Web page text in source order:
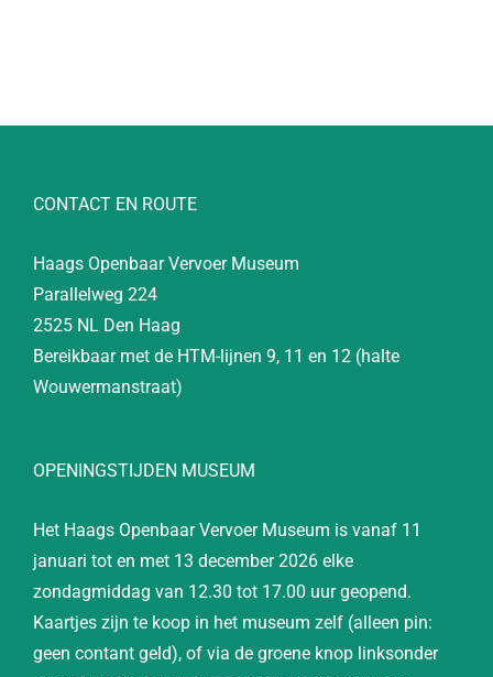
CONTACT EN ROUTE
Haags Openbaar Vervoer Museum
Parallelweg 224
2525 NL Den Haag
Bereikbaar met de HTM-lijnen 9, 11 en 12 (halte
Wouwermanstraat)
OPENINGSTIJDEN MUSEUM
Het Haags Openbaar Vervoer Museum is vanaf 11
januari tot en met 13 december 2026 elke
zondagmiddag van 12.30 tot 17.00 uur geopend.
Kaartjes zijn te koop in het museum zelf (alleen pin:
geen contant geld), of via de groene knop linksonder